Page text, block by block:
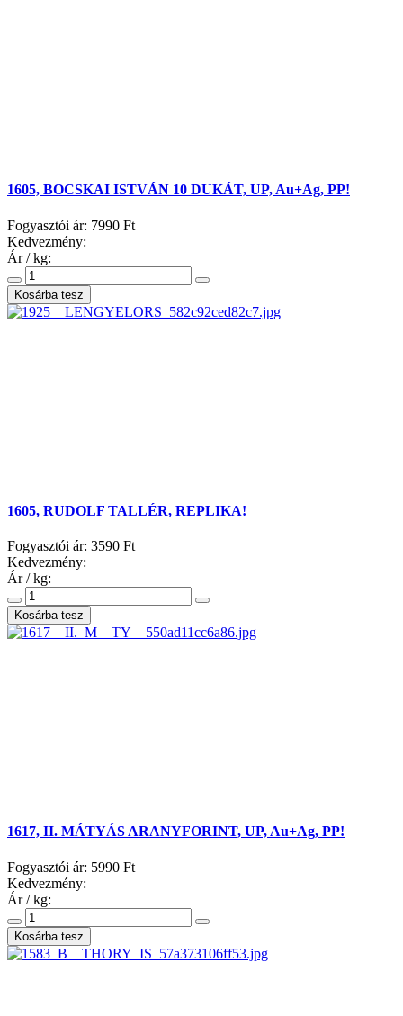
1605, BOCSKAI ISTVÁN 10 DUKÁT, UP, Au+Ag, PP!
Fogyasztói ár: 7990 Ft
Kedvezmény:
Ár / kg:
1605, RUDOLF TALLÉR, REPLIKA!
Fogyasztói ár: 3590 Ft
Kedvezmény:
Ár / kg:
1617, II. MÁTYÁS ARANYFORINT, UP, Au+Ag, PP!
Fogyasztói ár: 5990 Ft
Kedvezmény:
Ár / kg: